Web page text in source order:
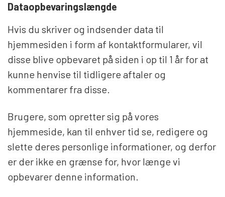
Dataopbevaringslængde
Hvis du skriver og indsender data til
hjemmesiden i form af kontaktformularer, vil
disse blive opbevaret på siden i op til 1 år for at
kunne henvise til tidligere aftaler og
kommentarer fra disse.
Brugere, som opretter sig på vores
hjemmeside, kan til enhver tid se, redigere og
slette deres personlige informationer, og derfor
er der ikke en grænse for, hvor længe vi
opbevarer denne information.